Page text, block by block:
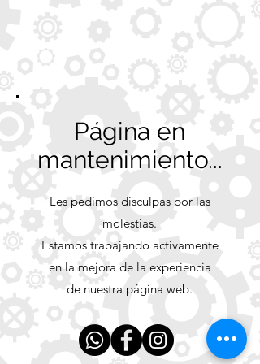
Página en
mantenimiento...
Les pedimos disculpas por las
molestias.
Estamos trabajando activamente
en la mejora de la experiencia
de nuestra página web.